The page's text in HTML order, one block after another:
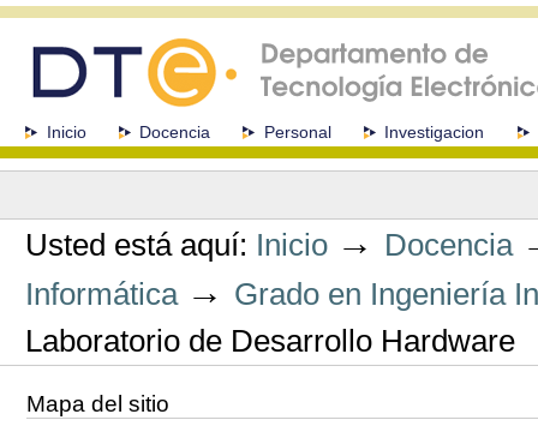
navegación
SeccionesInicio Docencia Personal Investigacion
Herramientas
Usted está aquí: Inicio → Docencia
Informática → Grado en Ingeniería
Laboratorio de Desarrollo Hardware
Mapa del sitio